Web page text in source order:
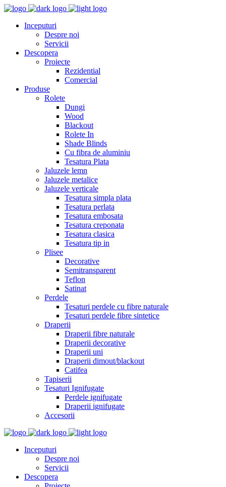
Inceputuri
Despre noi
Servicii
Descopera
Proiecte
Rezidential
Comercial
Produse
Rolete
Dungi
Wood
Blackout
Rolete In
Shade Blinds
Cu fibra de aluminiu
Tesatura Plata
Jaluzele lemn
Jaluzele metalice
Jaluzele verticale
Tesatura simpla plata
Tesatura perlata
Tesatura embosata
Tesatura creponata
Tesatura clasica
Tesatura tip in
Plisee
Decorative
Semitransparent
Teflon
Satinat
Perdele
Tesaturi perdele cu fibre naturale
Tesaturi perdele fibre sintetice
Draperii
Draperii fibre naturale
Draperii decorative
Draperii uni
Draperii dimout/blackout
Catifea
Tapiserii
Tesaturi Ignifugate
Perdele ignifugate
Draperii ignifugate
Accesorii
Inceputuri
Despre noi
Servicii
Descopera